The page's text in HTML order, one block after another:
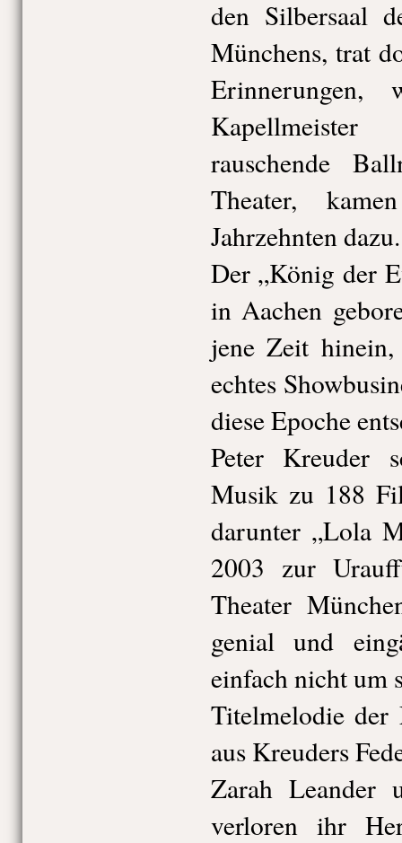
den Silbersaal
Münchens, trat
rauschende
Theater,
Jahrzehnten dazu.
Der „König der
in Aachen
jene Zeit
echtes
diese Epoche
Peter Kreuder
Musik zu 188
darunter „Lola
2003 zur
Theater
genial und
einfach nicht um
Titelmelodie der
aus Kreuders
Zarah Leander
verloren ihr